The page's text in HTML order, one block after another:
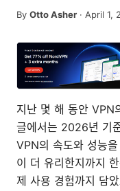
By Otto Asher · April 1,
지난 몇 해 동안 VPN
글에서는 2026년 기
VPN의 속도와 성능
이 더 유리한지까지
제 사용 경험까지 담